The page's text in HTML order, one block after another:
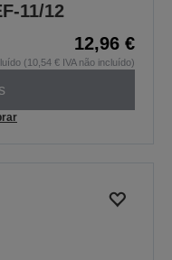
11/12
12,96 €
(10,54 € IVA não incluído)